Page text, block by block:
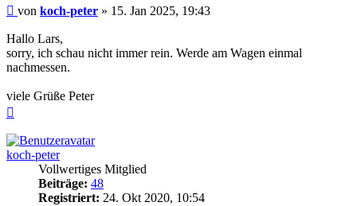
Beitrag
von koch-peter » 15. Jan 2025, 19:43
Hallo Lars,
sorry, ich schau nicht immer rein. Werde am Wagen einmal
nachmessen.
viele Grüße Peter
koch-peter
Vollwertiges Mitglied
Beiträge: 48
Registriert: 24. Okt 2020, 10:54